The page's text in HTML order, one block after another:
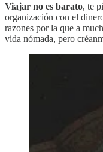
Viajar no es barato, te
organización con el
razones por la que a
vida nómada, pero